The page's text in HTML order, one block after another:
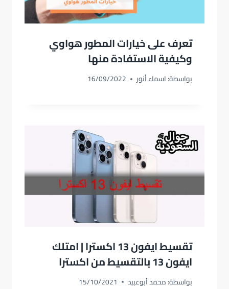
تعرف على خيارات المطور هواوي
وكيفية الاستفادة منها
بواسطة:اسماء أنور 16/09/2022
تقسيط ايفون 13 اكسترا | امتلك
ايفون 13 بالتقسيط من اكسترا
بواسطة:محمد أبوعبيد 15/10/2021